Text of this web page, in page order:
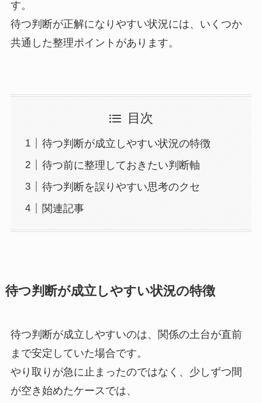
す。
待つ判断が正解になりやすい状況には、いくつか
共通した整理ポイントがあります。
目次
待つ判断が成立しやすい状況の特徴
待つ前に整理しておきたい判断軸
待つ判断を誤りやすい思考のクセ
関連記事
待つ判断が成立しやすい状況の特徴
待つ判断が成立しやすいのは、関係の土台が直前
まで安定していた場合です。
やり取りが急に止まったのではなく、少しずつ間
が空き始めたケースでは、